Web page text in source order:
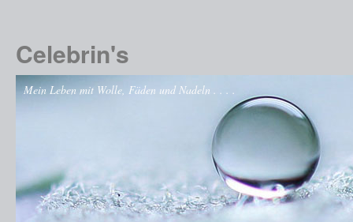
Celebrin's
Mein Leben mit Wolle, Fäden und Nadeln . . . .